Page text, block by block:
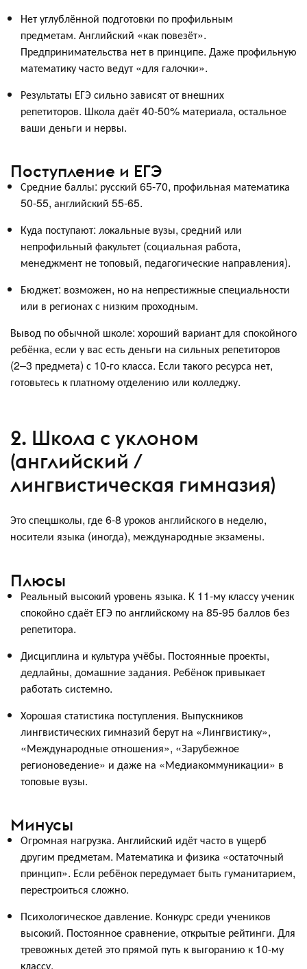
Нет углублённой подготовки по профильным
предметам. Английский «как повезёт».
Предпринимательства нет в принципе. Даже профильную
математику часто ведут «для галочки».
Результаты ЕГЭ сильно зависят от внешних
репетиторов. Школа даёт 40-50% материала, остальное
ваши деньги и нервы.
Поступление и ЕГЭ
Средние баллы: русский 65-70, профильная математика
50-55, английский 55-65.
Куда поступают: локальные вузы, средний или
непрофильный факультет (социальная работа,
менеджмент не топовый, педагогические направления).
Бюджет: возможен, но на непрестижные специальности
или в регионах с низким проходным.
Вывод по обычной школе: хороший вариант для спокойного
ребёнка, если у вас есть деньги на сильных репетиторов
(2–3 предмета) с 10-го класса. Если такого ресурса нет,
готовьтесь к платному отделению или колледжу.
2. Школа с уклоном
(английский /
лингвистическая гимназия)
Это спецшколы, где 6-8 уроков английского в неделю,
носители языка (иногда), международные экзамены.
Плюсы
Реальный высокий уровень языка. К 11-му классу ученик
спокойно сдаёт ЕГЭ по английскому на 85-95 баллов без
репетитора.
Дисциплина и культура учёбы. Постоянные проекты,
дедлайны, домашние задания. Ребёнок привыкает
работать системно.
Хорошая статистика поступления. Выпускников
лингвистических гимназий берут на «Лингвистику»,
«Международные отношения», «Зарубежное
регионоведение» и даже на «Медиакоммуникации» в
топовые вузы.
Минусы
Огромная нагрузка. Английский идёт часто в ущерб
другим предметам. Математика и физика «остаточный
принцип». Если ребёнок передумает быть гуманитарием,
перестроиться сложно.
Психологическое давление. Конкурс среди учеников
высокий. Постоянное сравнение, открытые рейтинги. Для
тревожных детей это прямой путь к выгоранию к 10-му
классу.